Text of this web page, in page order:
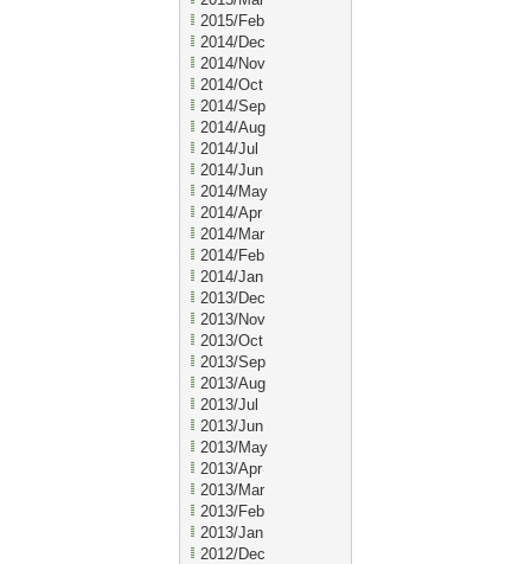
2015/Feb
2014/Dec
2014/Nov
2014/Oct
2014/Sep
2014/Aug
2014/Jul
2014/Jun
2014/May
2014/Apr
2014/Mar
2014/Feb
2014/Jan
2013/Dec
2013/Nov
2013/Oct
2013/Sep
2013/Aug
2013/Jul
2013/Jun
2013/May
2013/Apr
2013/Mar
2013/Feb
2013/Jan
2012/Dec